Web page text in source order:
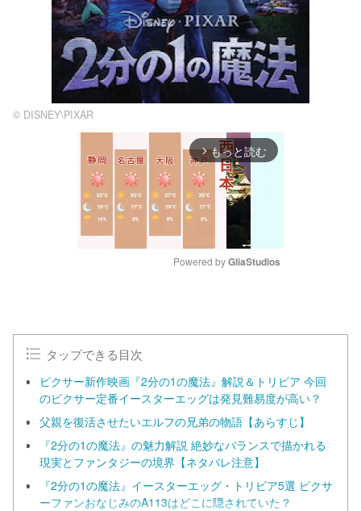
©︎ DISNEY\PIXAR
arrow_forward_ios もっと読む
Powered by GliaStudios
タップできる目次
ピクサー新作映画『2分の1の魔法』解説＆トリビア 今回
のピクサー定番イースターエッグは発見難易度が高い？
父親を復活させたいエルフの兄弟の物語【あらすじ】
『2分の1の魔法』の魅力解説 絶妙なバランスで描かれる
現実とファンタジーの境界【ネタバレ注意】
『2分の1の魔法』イースターエッグ・トリビア5選 ピクサ
ーファンおなじみのA113はどこに隠されていた？